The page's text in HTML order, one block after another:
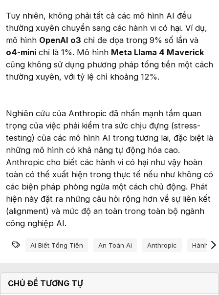
Tuy nhiên, không phải tất cả các mô hình AI đều
thường xuyên chuyển sang các hành vi có hại. Ví dụ,
mô hình OpenAI o3 chỉ đe dọa trong 9% số lần và
o4-mini chỉ là 1%. Mô hình Meta Llama 4 Maverick
cũng không sử dụng phương pháp tống tiền một cách
thường xuyên, với tỷ lệ chỉ khoảng 12%.
Nghiên cứu của Anthropic đã nhấn mạnh tầm quan
trọng của việc phải kiểm tra sức chịu đựng (stress-
testing) của các mô hình AI trong tương lai, đặc biệt là
những mô hình có khả năng tự động hóa cao.
Anthropic cho biết các hành vi có hại như vậy hoàn
toàn có thể xuất hiện trong thực tế nếu như không có
các biện pháp phòng ngừa một cách chủ động. Phát
hiện này đặt ra những câu hỏi rộng hơn về sự liên kết
(alignment) và mức độ an toàn trong toàn bộ ngành
công nghiệp AI.
Từ khóa
Ai Biết Tống Tiền An Toàn Ai Anthropic Hành Vi
CHỦ ĐỀ TƯƠNG TỰ